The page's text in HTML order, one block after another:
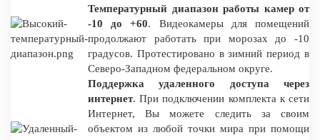
Температурный диапазон работы камер от
-10 до +60. Видеокамеры для помещений
продолжают работать при морозах до -10
градусов. Протестировано в зимний период в
Северо-Западном федеральном округе.
Поддержка удаленного доступа через
интернет. При подключении комплекта к сети
Интернет, Вы можете следить за своим
объектом из любой точки мира при помощи